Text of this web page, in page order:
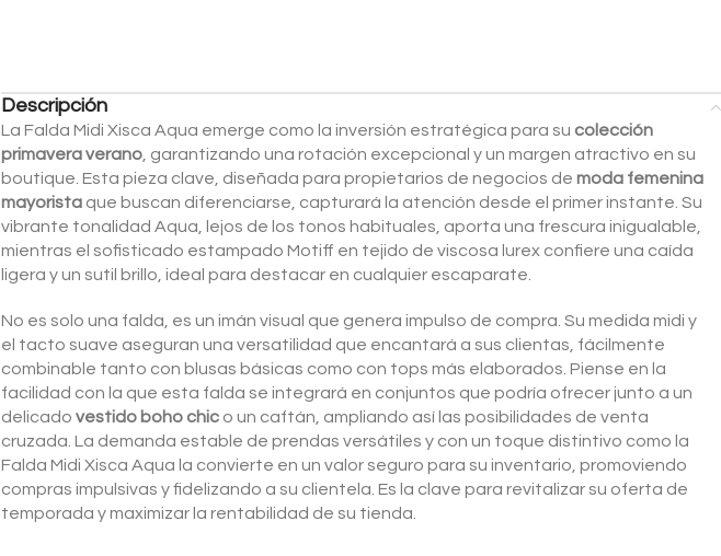
Descripción
La Falda Midi Xisca Aqua emerge como la inversión estratégica para su colección
primavera verano , garantizando una rotación excepcional y un margen atractivo en su
boutique. Esta pieza clave, diseñada para propietarios de negocios de moda femenina
mayorista que buscan diferenciarse, capturará la atención desde el primer instante. Su
vibrante tonalidad Aqua, lejos de los tonos habituales, aporta una frescura inigualable,
mientras el sofisticado estampado Motiff en tejido de viscosa lurex confiere una caída
ligera y un sutil brillo, ideal para destacar en cualquier escaparate.
No es solo una falda, es un imán visual que genera impulso de compra. Su medida midi y
el tacto suave aseguran una versatilidad que encantará a sus clientas, fácilmente
combinable tanto con blusas básicas como con tops más elaborados. Piense en la
facilidad con la que esta falda se integrará en conjuntos que podría ofrecer junto a un
delicado vestido boho chic o un caftán, ampliando así las posibilidades de venta
cruzada. La demanda estable de prendas versátiles y con un toque distintivo como la
Falda Midi Xisca Aqua la convierte en un valor seguro para su inventario, promoviendo
compras impulsivas y fidelizando a su clientela. Es la clave para revitalizar su oferta de
temporada y maximizar la rentabilidad de su tienda.